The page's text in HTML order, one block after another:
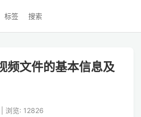
标签 搜索
频文件的基本信息及
浏览: 12826